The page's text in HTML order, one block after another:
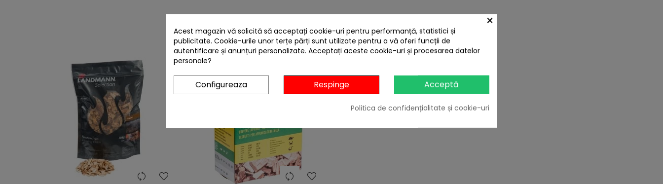
CLIENTII CARE AU CUMPARAT ACEST PRODUS AU MAI CUMPARAT SI:
heart heart
×
Acest magazin vă solicită să acceptați cookie-uri pentru performanță, statistici și
publicitate. Cookie-urile unor terțe părți sunt utilizate pentru a vă oferi funcții de
autentificare și anunțuri personalizate. Acceptați aceste cookie-uri și procesarea datelor
personale?
Configureaza Respinge Acceptă
Politica de confidențialitate și cookie-uri